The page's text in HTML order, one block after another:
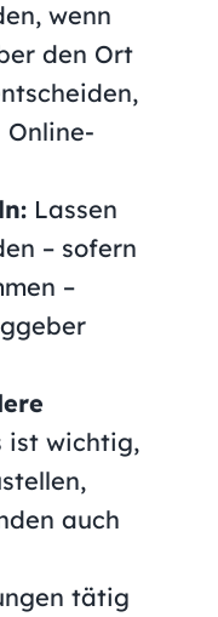
wenn
den Ort
Online-
Lassen
– sofern
–
ist wichtig,
auch
tätig